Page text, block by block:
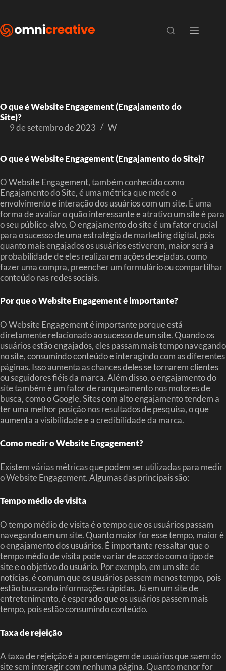
O que é Website Engagement (Engajamento do
Site)?
9 de setembro de 2023
W
O que é Website Engagement (Engajamento do Site)?
O Website Engagement, também conhecido como
Engajamento do Site, é uma métrica que mede o
envolvimento e interação dos usuários com um site. É uma
forma de avaliar o quão interessante e atrativo um site é para
o seu público-alvo. O engajamento do site é um fator crucial
para o sucesso de uma estratégia de marketing digital, pois
quanto mais engajados os usuários estiverem, maior será a
probabilidade de eles realizarem ações desejadas, como
fazer uma compra, preencher um formulário ou compartilhar
conteúdo nas redes sociais.
Por que o Website Engagement é importante?
O Website Engagement é importante porque está
diretamente relacionado ao sucesso de um site. Quando os
usuários estão engajados, eles passam mais tempo navegando
no site, consumindo conteúdo e interagindo com as diferentes
páginas. Isso aumenta as chances deles se tornarem clientes
ou seguidores fiéis da marca. Além disso, o engajamento do
site também é um fator de ranqueamento nos motores de
busca, como o Google. Sites com alto engajamento tendem a
ter uma melhor posição nos resultados de pesquisa, o que
aumenta a visibilidade e a credibilidade da marca.
Como medir o Website Engagement?
Existem várias métricas que podem ser utilizadas para medir
o Website Engagement. Algumas das principais são:
Tempo médio de visita
O tempo médio de visita é o tempo que os usuários passam
navegando em um site. Quanto maior for esse tempo, maior é
o engajamento dos usuários. É importante ressaltar que o
tempo médio de visita pode variar de acordo com o tipo de
site e o objetivo do usuário. Por exemplo, em um site de
notícias, é comum que os usuários passem menos tempo, pois
estão buscando informações rápidas. Já em um site de
entretenimento, é esperado que os usuários passem mais
tempo, pois estão consumindo conteúdo.
Taxa de rejeição
A taxa de rejeição é a porcentagem de usuários que saem do
site sem interagir com nenhuma página. Quanto menor for